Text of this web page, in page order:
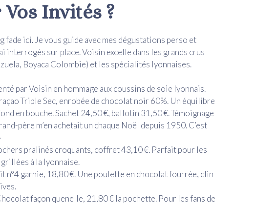
Invités ?
fade ici. Je vous guide avec mes dégustations perso et
interrogés sur place. Voisin excelle dans les grands crus
Boyaca Colombie) et les spécialités lyonnaises.
par Voisin en hommage aux coussins de soie lyonnais.
Triple Sec, enrobée de chocolat noir 60%. Un équilibre
en bouche. Sachet 24,50 €, ballotin 31,50 €. Témoignage
père m’en achetait un chaque Noël depuis 1950. C’est
pralinés croquants, coffret 43,10 €. Parfait pour les
à la lyonnaise.
n°4 garnie, 18,80 €. Une poulette en chocolat fourrée, clin
façon quenelle, 21,80 € la pochette. Pour les fans de